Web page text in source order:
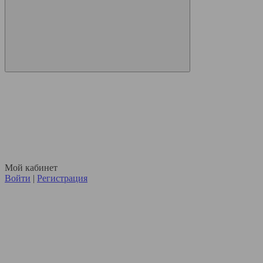
Мой кабинет
Войти | Регистрация